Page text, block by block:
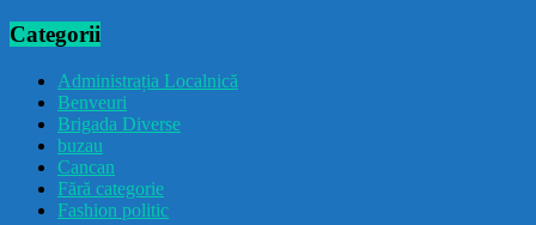
Categorii
Administrația Localnică
Benveuri
Brigada Diverse
buzau
Cancan
Fără categorie
Fashion politic